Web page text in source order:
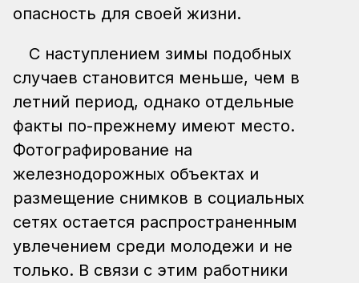
опасность для своей жизни.
С наступлением зимы подобных
случаев становится меньше, чем в
летний период, однако отдельные
факты по-прежнему имеют место.
Фотографирование на
железнодорожных объектах и
размещение снимков в социальных
сетях остается распространенным
увлечением среди молодежи и не
только. В связи с этим работники